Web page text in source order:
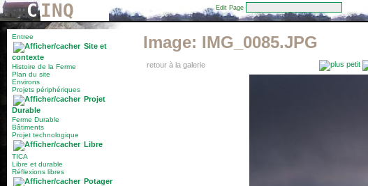
C INQ Edit Page
Entree
Site et
contexte
Histoire de la Ferme
Plan du site
Environs
Projets périphériques
Projet
Durable
Ferme Durable
Bâtiments
Projet technologique
Libre
TICA
Libre et durable
Réflexions libres
Potager
Image: IMG_0085.JPG
retour à la galerie